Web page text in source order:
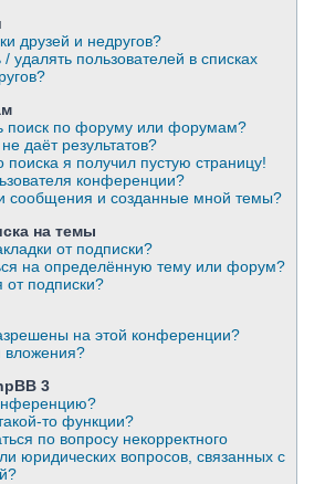
друзей и недругов?
удалять пользователей в списках
поиск по форуму или форумам?
даёт результатов?
поиска я получил пустую страницу!
конференции?
сообщения и созданные мной темы?
на темы
от подписки?
на определённую тему или форум?
от подписки?
на этой конференции?
вложения?
3
то функции?
по вопросу некорректного
юридических вопросов, связанных с